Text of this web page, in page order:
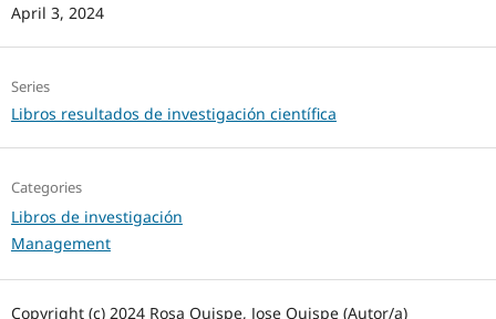
April 3, 2024
Series
Libros resultados de investigación científica
Categories
Libros de investigación
Management
Copyright (c) 2024 Rosa Quispe, Jose Quispe (Autor/a)